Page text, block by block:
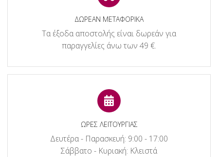
ΔΩΡΕΑΝ ΜΕΤΑΦΟΡΙΚΑ
Τα έξοδα αποστολής είναι δωρεάν για
παραγγελίες άνω των 49 €.
ΩΡΕΣ ΛΕΙΤΟΥΡΓΙΑΣ
Δευτέρα - Παρασκευή: 9:00 - 17:00
Σάββατο - Κυριακή: Κλειστά